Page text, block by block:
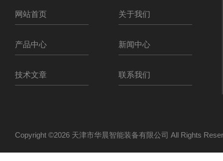
网站首页 关于我们
产品中心 新闻中心
技术文章 联系我们
Copyright ©2026 天津市华晨智能装备有限公司 All Rights